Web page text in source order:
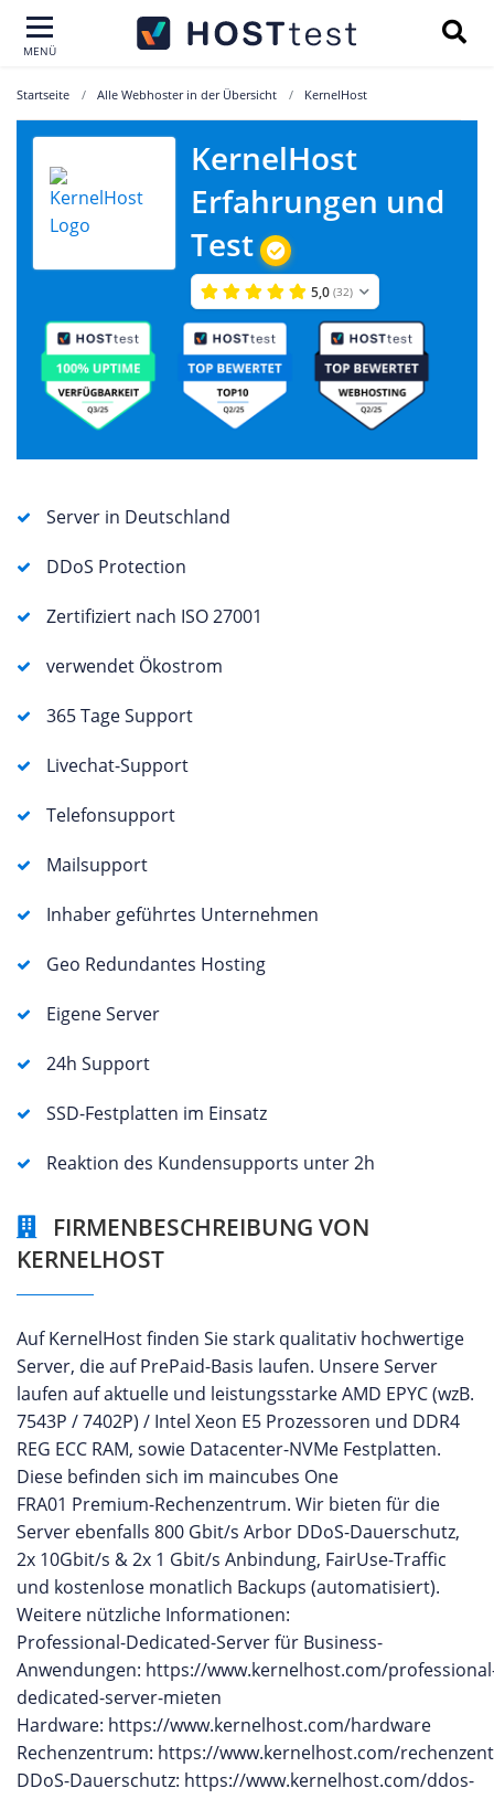
MENÜ
Startseite Alle Webhoster in der Übersicht KernelHost
KernelHost
Erfahrungen und
Test
5,0 (32)
Server in Deutschland
DDoS Protection
Zertifiziert nach ISO 27001
verwendet Ökostrom
365 Tage Support
Livechat-Support
Telefonsupport
Mailsupport
Inhaber geführtes Unternehmen
Geo Redundantes Hosting
Eigene Server
24h Support
SSD-Festplatten im Einsatz
Reaktion des Kundensupports unter 2h
FIRMENBESCHREIBUNG VON
KERNELHOST
Auf KernelHost finden Sie stark qualitativ hochwertige
Server, die auf PrePaid-Basis laufen. Unsere Server
laufen auf aktuelle und leistungsstarke AMD EPYC (wzB.
7543P / 7402P) / Intel Xeon E5 Prozessoren und DDR4
REG ECC RAM, sowie Datacenter-NVMe Festplatten.
Diese befinden sich im maincubes One
FRA01 Premium-Rechenzentrum. Wir bieten für die
Server ebenfalls 800 Gbit/s Arbor DDoS-Dauerschutz,
2x 10Gbit/s & 2x 1 Gbit/s Anbindung, FairUse-Traffic
und kostenlose monatlich Backups (automatisiert).
Weitere nützliche Informationen:
Professional-Dedicated-Server für Business-
Anwendungen: https://www.kernelhost.com/
dedicated-server-mieten
Hardware: https://www.kernelhost.com/hardware
Rechenzentrum: https://www.kernelhost.com/
DDoS-Dauerschutz: https://www.kernelhost.com/ddos-